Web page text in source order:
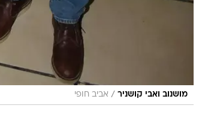
מושנוב ואבי קושניר / אביב חופי